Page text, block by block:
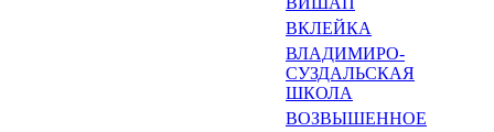
ВКЛЕЙКА
ВЛАДИМИРО-
СУЗДАЛЬСКАЯ
ШКОЛА
ВОЗВЫШЕННОЕ